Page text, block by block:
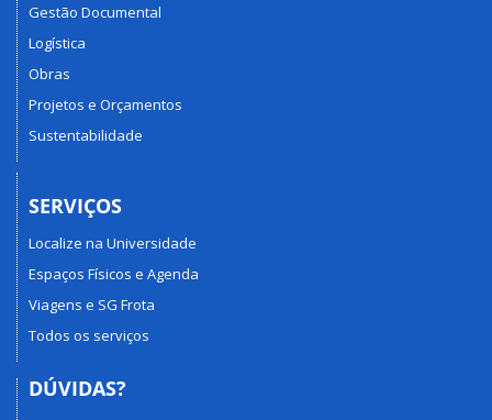
Gestão Documental
Logística
Obras
Projetos e Orçamentos
Sustentabilidade
SERVIÇOS
Localize na Universidade
Espaços Físicos e Agenda
Viagens e SG Frota
Todos os serviços
DÚVIDAS?